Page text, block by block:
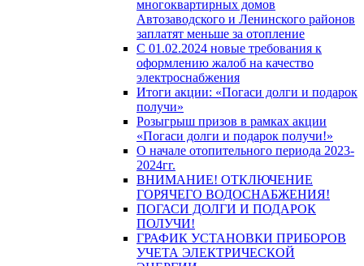
многоквартирных домов
Автозаводского и Ленинского районов
заплатят меньше за отопление
С 01.02.2024 новые требования к
оформлению жалоб на качество
электроснабжения
Итоги акции: «Погаси долги и подарок
получи»
Розыгрыш призов в рамках акции
«Погаси долги и подарок получи!»
О начале отопительного периода 2023-
2024гг.
ВНИМАНИЕ! ОТКЛЮЧЕНИЕ
ГОРЯЧЕГО ВОДОСНАБЖЕНИЯ!
ПОГАСИ ДОЛГИ И ПОДАРОК
ПОЛУЧИ!
ГРАФИК УСТАНОВКИ ПРИБОРОВ
УЧЕТА ЭЛЕКТРИЧЕСКОЙ